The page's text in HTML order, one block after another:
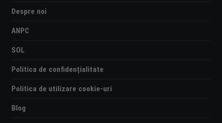
Despre noi
ANPC
SOL
Politica de confidențialitate
Politica de utilizare cookie-uri
Blog